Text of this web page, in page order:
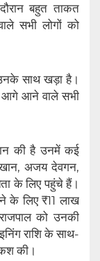
बहुत ताकत
सभी लोगों को
साथ खड़ा है।
आगे आने वाले सभी
की है उनमें कई
खान, अजय देवगन,
के लिए पहुंचे हैं।
के लिए ₹11 लाख
को उनकी
राशि के साथ-
की।